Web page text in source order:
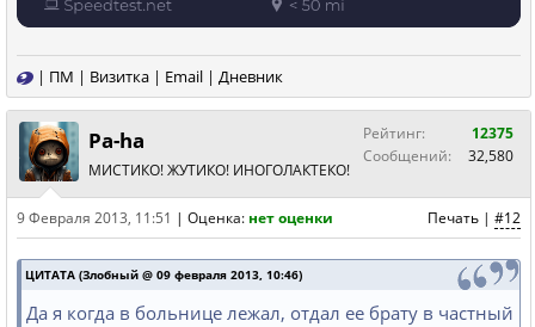
| ПМ | Визитка | Email | Дневник
Pa-ha
МИСТИКО! ЖУТИКО! ИНОГОЛАКТЕКО!
Рейтинг:
12375
Сообщений:
32,580
Печать | #12
9 Февраля 2013, 11:51 | Оценка: нет оценки
ЦИТАТА (Злобный @ 09 февраля 2013, 10:46)
Да я когда в больнице лежал, отдал ее брату в частный